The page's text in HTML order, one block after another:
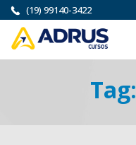
(19) 99140-3422
Tag: